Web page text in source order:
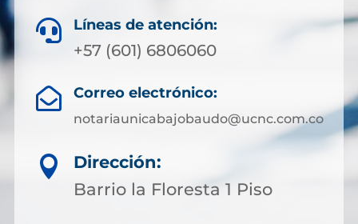
 Líneas de atención:
+57 (601) 6806060
 Correo electrónico:
notariaunicabajobaudo@ucnc.com.co

Dirección:
Barrio la Floresta 1 Piso